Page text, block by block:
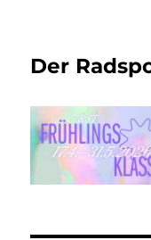
Der